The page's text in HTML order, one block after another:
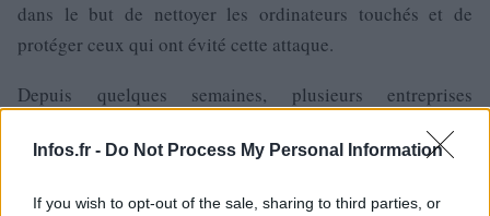
Infos.fr - Do Not Process My Personal Information
If you wish to opt-out of the sale, sharing to third parties, or
dans le but de nettoyer les ordinateurs touchés et de
protéger ceux qui ont évité cette attaque.
Depuis quelques semaines, plusieurs entreprises
américaines sont touchées par des attaques informatiques,
comme les réseaux sociaux Facebook et Twitter, ainsi que